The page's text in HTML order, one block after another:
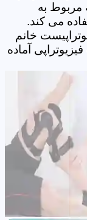
مربوط به
می کند.
خانم
آماده